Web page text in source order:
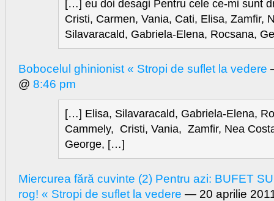
[…] eu doi desagi Pentru cele ce-mi sunt
Cristi, Carmen, Vania, Cati, Elisa, Zamfir,
Silavaracald, Gabriela-Elena, Rocsana,
Bobocelul ghinionist « Stropi de suflet la vedere
@ 8:46 pm
[…] Elisa, Silavaracald, Gabriela-Elena,
Cammely, Cristi, Vania, Zamfir, Nea
George, […]
Miercurea fără cuvinte (2) Pentru azi: BUFET
rog! « Stropi de suflet la vedere — 20 aprilie